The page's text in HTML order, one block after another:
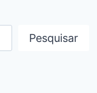
Pesquisar